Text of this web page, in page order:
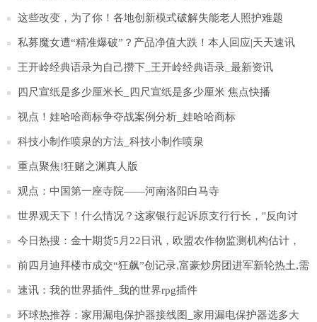
这些改变，为了你！各地创新模式破解失能老人照护难题
私募魔女遭“精准爆破”？产品净值大跌！本人回应|天天速讯
王开岭经典语录为自己攒下_王开岭经典语录_最新资讯
四尺宣纸是多少厘米长_四尺宣纸是多少厘米 焦点快播
视点！娃哈哈商标争夺战案例分析_娃哈哈商标
科技小制作喷泉的方法_科技小制作喷泉
重点聚焦!狂赌之渊真人版
观点：中国第一座寺院——河南洛阳白马寺
世界观天下！什么情况？这家银行起诉原支行行长，"反向讨
薪"71万，法院判了
今日热搜：金十期货5月22日讯，欧盟农作物监测机构估计，
欧盟2023年软小麦单产为6.01吨/公顷，高于上月预测的5.96吨/
公顷
前四月迪拜楼市成交“狂飙”创记录,富豪炒房团进军新轮热土,需
警惕泡沫隐忧
速讯：我的世界插件_我的世界rpg插件
环球热推荐：家用漏电保护器接线图_家用漏电保护器选多大